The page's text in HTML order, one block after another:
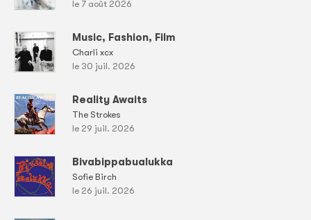
le 7 août 2026
Music, Fashion, Film
Charli xcx
le 30 juil. 2026
Reality Awaits
The Strokes
le 29 juil. 2026
Bivabippabualukka
Sofie Birch
le 26 juil. 2026